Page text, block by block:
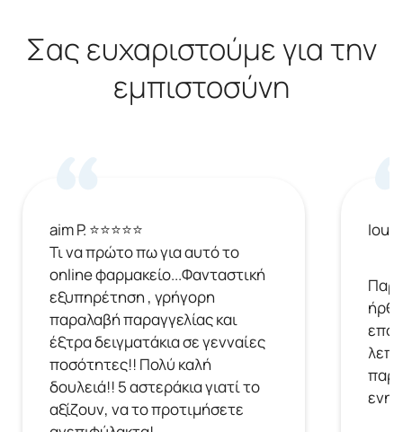
Σας ευχαριστούμε για την
εμπιστοσύνη
aim P. ⭐⭐⭐⭐⭐
Τι να πρώτο πω για αυτό το
online φαρμακείο...Φανταστική
εξυπηρέτηση , γρήγορη
παραλαβή παραγγελίας και
έξτρα δειγματάκια σε γενναίες
ποσότητες!! Πολύ καλή
δουλειά!! 5 αστεράκια γιατί το
αξίζουν, να το προτιμήσετε
Ioulia